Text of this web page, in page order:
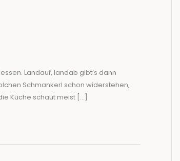
Landauf, landab gibt’s dann
Schmankerl schon widerstehen,
Küche schaut meist […]